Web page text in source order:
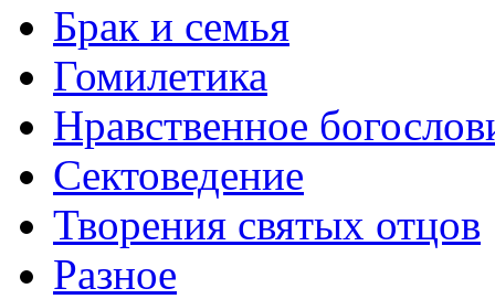
Брак и семья
Гомилетика
Нравственное
Сектоведение
Творения святых отцов
Разное